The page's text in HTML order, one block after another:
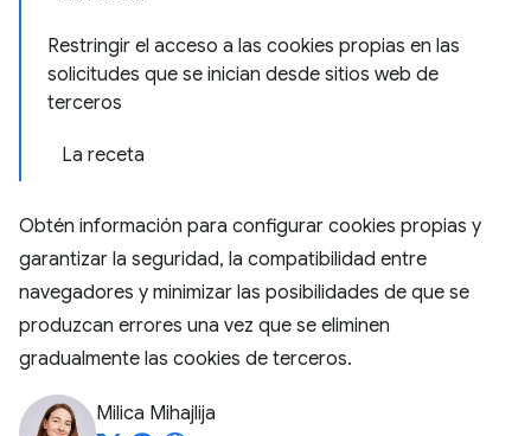
Restringir el acceso a las cookies propias en las
solicitudes que se inician desde sitios web de
terceros
La receta
Obtén información para configurar cookies propias y
garantizar la seguridad, la compatibilidad entre
navegadores y minimizar las posibilidades de que se
produzcan errores una vez que se eliminen
gradualmente las cookies de terceros.
Milica Mihajlija